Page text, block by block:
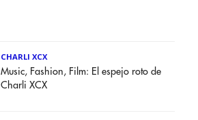
CHARLI XCX
Music, Fashion, Film: El espejo roto de
Charli XCX